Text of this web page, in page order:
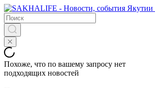
Похоже, что по вашему запросу нет
подходящих новостей